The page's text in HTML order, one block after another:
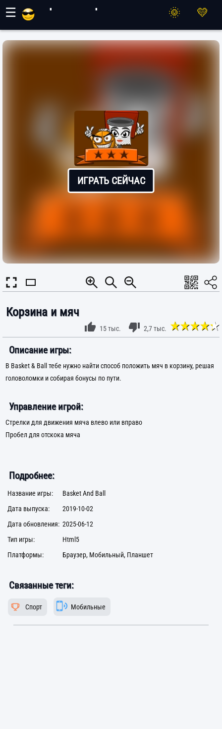
☰
ИГРАТЬ СЕЙЧАС
Корзина и мяч
15 тыс. 2,7 тыс.
Описание игры:
В Basket & Ball тебе нужно найти способ положить мяч в корзину, решая
головоломки и собирая бонусы по пути.
Управление игрой:
Стрелки для движения мяча влево или вправо
Пробел для отскока мяча
Подробнее:
Название игры:
Basket And Ball
Дата выпуска:
2019-10-02
Дата обновления: 2025-06-12
Тип игры:
Html5
Платформы:
Браузер, Мобильный, Планшет
Связанные теги:
Спорт Мобильные